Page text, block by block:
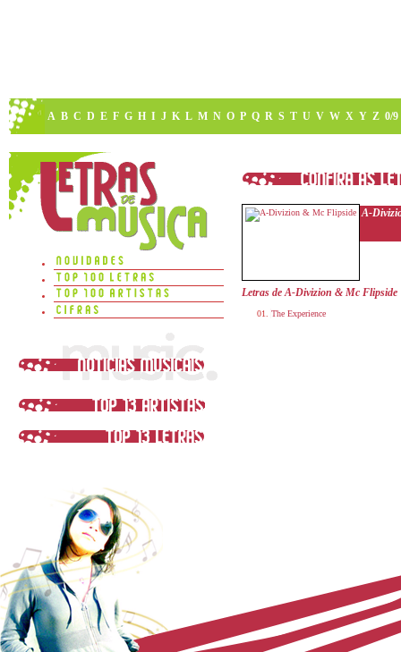
A B C D E F G H I J K L M N O P Q R S T U V W X Y Z 0/9
A-
Letras de A-Divizion & Mc Flipside
The Experience